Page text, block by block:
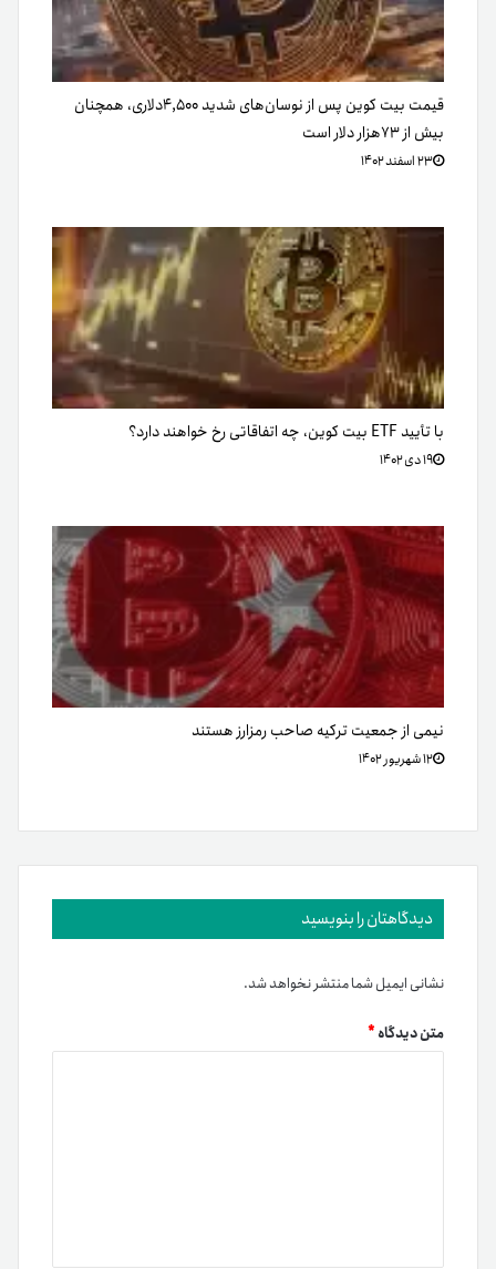
قیمت بیت کوین پس از نوسان‌های شدید ۴,۵۰۰دلاری، همچنان
بیش از ۷۳هزار دلار است
۲۳ اسفند ۱۴۰۲
با تأیید ETF بیت کوین، چه اتفاقاتی رخ خواهند دارد؟
۱۹ دی ۱۴۰۲
نیمی از جمعیت ترکیه صاحب رمزارز هستند
۱۲ شهریور ۱۴۰۲
دیدگاهتان را بنویسید
نشانی ایمیل شما منتشر نخواهد شد.
متن دیدگاه*